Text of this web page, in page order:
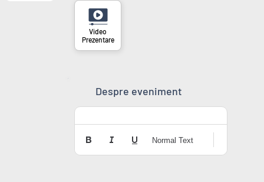
Video
Prezentare
Despre eveniment
Normal Text